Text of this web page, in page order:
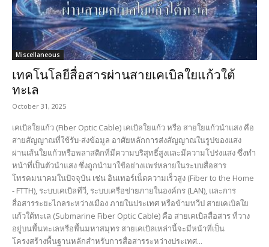
Miscellaneous
เทคโนโลยีสื่อสารผ่านสายเคเบิลใยแก้วใต้
ทะเล
October 31, 2025
เคเบิลใยแก้ว (Fiber Optic Cable) เคเบิลใยแก้ว หรือ สายใยแก้วนำแสง คือ
สายสัญญาณที่ใช้รับ-ส่งข้อมูล อาศัยหลักการส่งสัญญาณในรูปของแสง
ผ่านเส้นใยแก้วหรือพลาสติกที่มีความบริสุทธิ์สูงและมีความโปร่งแสง ซึ่งทำ
หน้าที่เป็นตัวนำแสง ซึ่งถูกนำมาใช้อย่างแพร่หลายในระบบสื่อสาร
โทรคมนาคมในปัจจุบัน เช่น อินเทอร์เน็ตความเร็วสูง (Fiber to the Home
- FTTH), ระบบเคเบิลทีวี, ระบบเครือข่ายภายในองค์กร (LAN), และการ
สื่อสารระยะไกลระหว่างเมือง ภายในประเทศ หรือข้ามทวีป สายเคเบิลใย
แก้วใต้ทะเล (Submarine Fiber Optic Cable) คือ สายเคเบิลสื่อสาร ที่วาง
อยู่บนพื้นทะเลหรือพื้นมหาสมุทร สายเคเบิลเหล่านี้จะมีหน้าที่เป็น
โครงสร้างพื้นฐานหลักสำหรับการสื่อสารระหว่างประเทศ...